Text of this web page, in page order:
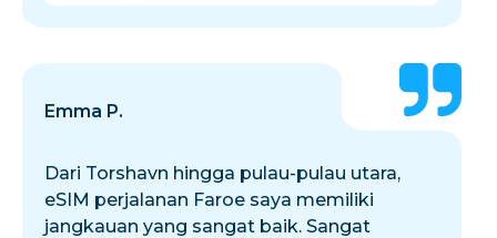
Emma P.
Dari Torshavn hingga pulau-pulau utara,
eSIM perjalanan Faroe saya memiliki
jangkauan yang sangat baik. Sangat